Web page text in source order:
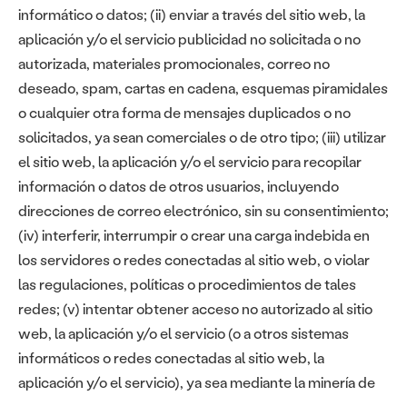
informático o datos; (ii) enviar a través del sitio web, la
aplicación y/o el servicio publicidad no solicitada o no
autorizada, materiales promocionales, correo no
deseado, spam, cartas en cadena, esquemas piramidales
o cualquier otra forma de mensajes duplicados o no
solicitados, ya sean comerciales o de otro tipo; (iii) utilizar
el sitio web, la aplicación y/o el servicio para recopilar
información o datos de otros usuarios, incluyendo
direcciones de correo electrónico, sin su consentimiento;
(iv) interferir, interrumpir o crear una carga indebida en
los servidores o redes conectadas al sitio web, o violar
las regulaciones, políticas o procedimientos de tales
redes; (v) intentar obtener acceso no autorizado al sitio
web, la aplicación y/o el servicio (o a otros sistemas
informáticos o redes conectadas al sitio web, la
aplicación y/o el servicio), ya sea mediante la minería de